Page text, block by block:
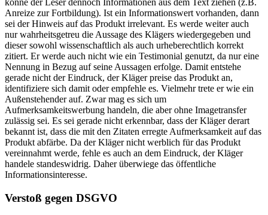
könne der Leser dennoch Informationen aus dem Text ziehen (z.B.
Anreize zur Fortbildung). Ist ein Informationswert vorhanden, dann
sei der Hinweis auf das Produkt irrelevant. Es werde weiter auch
nur wahrheitsgetreu die Aussage des Klägers wiedergegeben und
dieser sowohl wissenschaftlich als auch urheberechtlich korrekt
zitiert. Er werde auch nicht wie ein Testimonial genutzt, da nur eine
Nennung in Bezug auf seine Aussagen erfolge. Damit entstehe
gerade nicht der Eindruck, der Kläger preise das Produkt an,
identifiziere sich damit oder empfehle es. Vielmehr trete er wie ein
Außenstehender auf. Zwar mag es sich um
Aufmerksamkeitswerbung handeln, die aber ohne Imagetransfer
zulässig sei. Es sei gerade nicht erkennbar, dass der Kläger derart
bekannt ist, dass die mit den Zitaten erregte Aufmerksamkeit auf das
Produkt abfärbe. Da der Kläger nicht werblich für das Produkt
vereinnahmt werde, fehle es auch an dem Eindruck, der Kläger
handele standeswidrig. Daher überwiege das öffentliche
Informationsinteresse.
Verstoß gegen DSGVO